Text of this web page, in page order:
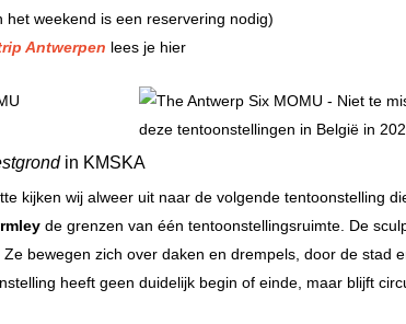
het weekend is een reservering nodig)
Antwerpen lees je hier
in KMSKA
kijken wij alweer uit naar de volgende tentoonstelling
de grenzen van één tentoonstellingsruimte. De
bewegen zich over daken en drempels, door de stad
heeft geen duidelijk begin of einde, maar blijft